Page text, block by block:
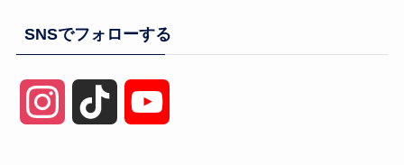
SNSでフォローする